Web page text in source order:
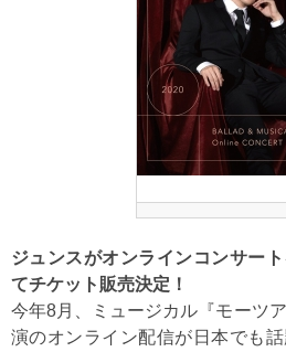
ジュンスがオンラインコンサー
てチケット販売決定！
今年8月、ミュージカル『モーツ
演のオンライン配信が日本でも